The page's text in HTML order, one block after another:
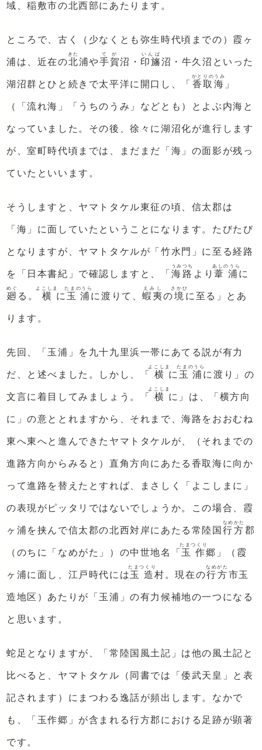
域、稲敷市の北西部にあたります。
ところで、古く（少なくとも弥生時代頃までの）霞ヶ
浦は、近在の北
きた
浦や手賀
てが
沼・ 印旛
いんば
沼・牛久沼といった
湖沼群とひと続きで太平洋に開口し、「 香取海
かとりのうみ
」
（「流れ海」「うちのうみ」などとも）とよぶ内海と
なっていました。その後、徐々に湖沼化が進行します
が、室町時代頃までは、まだまだ「海」の面影が残っ
ていたといいます。
そうしますと、ヤマトタケル東征の頃、信太郡は
「海」に面していたということになります。たびたび
となりますが、ヤマトタケルが「竹水門」に至る経路
を「日本書紀」で確認しますと、「 海路
うみつち
より葦浦
あしのうら
に
廻
めぐ
る。 横
よこしま
に 玉浦
たまのうら
に渡りて、蝦夷
えみし
の境
さかひ
に至る」とあ
ります。
先回、「玉浦」を九十九里浜一帯にあてる説が有力
だ、と述べました。しかし、「 横
よこしま
に 玉浦
たまのうら
に渡り」の
文言に着目してみましょう。「 横
よこしま
に」は、「横方向
に」の意ととれますから、それまで、海路をおおむね
東へ東へと進んできたヤマトタケルが、（それまでの
進路方向からみると）直角方向にあたる香取海に向か
って進路を替えたとすれば、まさしく「よこしまに」
の表現がピッタリではないでしょうか。この場合、霞
ヶ浦を挟んで信太郡の北西対岸にあたる常陸国 行方
なめかた
郡
（のちに「なめがた」）の中世地名「 玉作
たまつくり
郷」（霞
ヶ浦に面し、江戸時代には玉造
たまつくり
村。現在の行方
なめがた
市玉
造地区）あたりが「玉浦」の有力候補地の一つになる
と思います。
蛇足となりますが、「常陸国風土記」は他の風土記と
比べると、ヤマトタケル（同書では「倭武天皇」と表
記されます）にまつわる逸話が頻出します。なかで
も、「玉作郷」が含まれる行方郡における足跡が顕著
です。